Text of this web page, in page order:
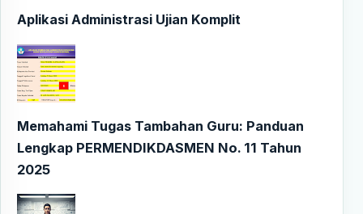
Aplikasi Administrasi Ujian Komplit
Memahami Tugas Tambahan Guru: Panduan
Lengkap PERMENDIKDASMEN No. 11 Tahun
2025